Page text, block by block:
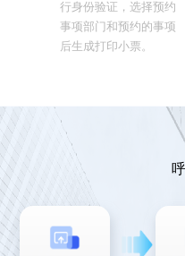
行身份验证，选择预约
事项部门和预约的事项
后生成打印小票。